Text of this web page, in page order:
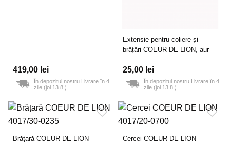
419,00 lei
În depozitul nostru Livrare în 4
zile (joi 13.8.)
Extensie pentru coliere și
brățări COEUR DE LION, aur
25,00 lei
În depozitul nostru Livrare în 4
zile (joi 13.8.)
Brățară COEUR DE LION
Cercei COEUR DE LION